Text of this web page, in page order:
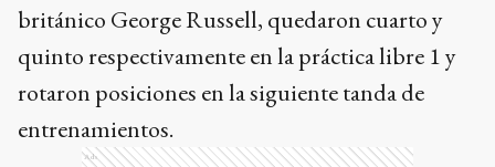
británico George Russell, quedaron cuarto y
quinto respectivamente en la práctica libre 1 y
rotaron posiciones en la siguiente tanda de
entrenamientos.
Ads